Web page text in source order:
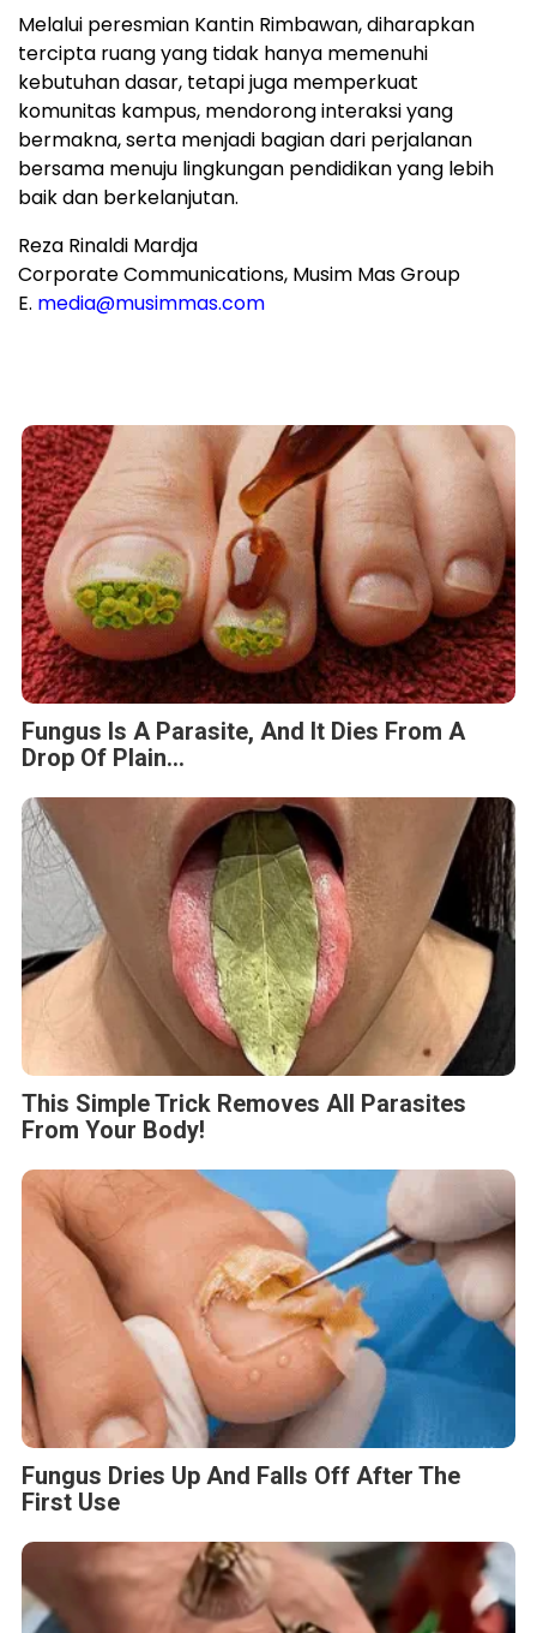
Melalui peresmian Kantin Rimbawan, diharapkan
tercipta ruang yang tidak hanya memenuhi
kebutuhan dasar, tetapi juga memperkuat
komunitas kampus, mendorong interaksi yang
bermakna, serta menjadi bagian dari perjalanan
bersama menuju lingkungan pendidikan yang lebih
baik dan berkelanjutan.
Reza Rinaldi Mardja
Corporate Communications, Musim Mas Group
E. media@musimmas.com
Fungus Is A Parasite, And It Dies From A
Drop Of Plain...
This Simple Trick Removes All Parasites
From Your Body!
Fungus Dries Up And Falls Off After The
First Use